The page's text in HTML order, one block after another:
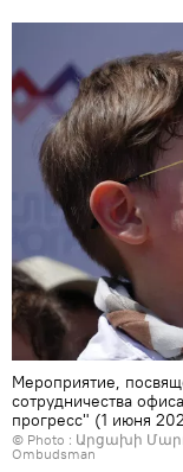
Мероприятие,
сотрудничества
прогресс" (1 июня
© Photo : Արցախի
Ombudsman